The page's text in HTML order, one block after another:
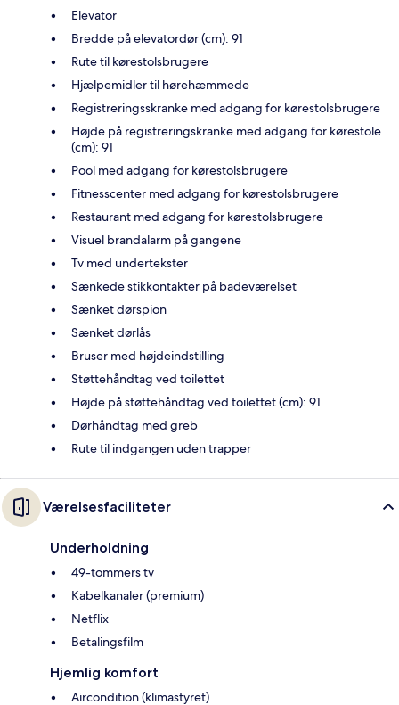
Elevator
Bredde på elevatordør (cm): 91
Rute til kørestolsbrugere
Hjælpemidler til hørehæmmede
Registreringsskranke med adgang for kørestolsbrugere
Højde på registreringskranke med adgang for kørestole
(cm): 91
Pool med adgang for kørestolsbrugere
Fitnesscenter med adgang for kørestolsbrugere
Restaurant med adgang for kørestolsbrugere
Visuel brandalarm på gangene
Tv med undertekster
Sænkede stikkontakter på badeværelset
Sænket dørspion
Sænket dørlås
Bruser med højdeindstilling
Støttehåndtag ved toilettet
Højde på støttehåndtag ved toilettet (cm): 91
Dørhåndtag med greb
Rute til indgangen uden trapper
Værelsesfaciliteter
Underholdning
49-tommers tv
Kabelkanaler (premium)
Netflix
Betalingsfilm
Hjemlig komfort
Aircondition (klimastyret)